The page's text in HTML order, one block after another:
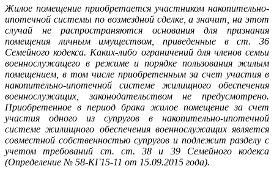
Жилое помещение приобретается участником накопительно-
ипотечной системы по возмездной сделке, а значит, на этот
случай не распространяются основания для признания
помещения личным имуществом, приведенные в ст. 36
Семейного кодекса. Каких-либо ограничений для членов семьи
военнослужащего в режиме и порядке пользования жилым
помещением, в том числе приобретенным за счет участия в
накопительно-ипотечной системе жилищного обеспечения
военнослужащих, законодательством не предусмотрено.
Приобретенное в период брака жилое помещение за счет
участия одного из супругов в накопительно-ипотечной
системе жилищного обеспечения военнослужащих является
совместной собственностью супругов и подлежит разделу с
учетом требований ст. ст. 38 и 39 Семейного кодекса
(Определение № 58-КГ15-11 от 15.09.2015 года).